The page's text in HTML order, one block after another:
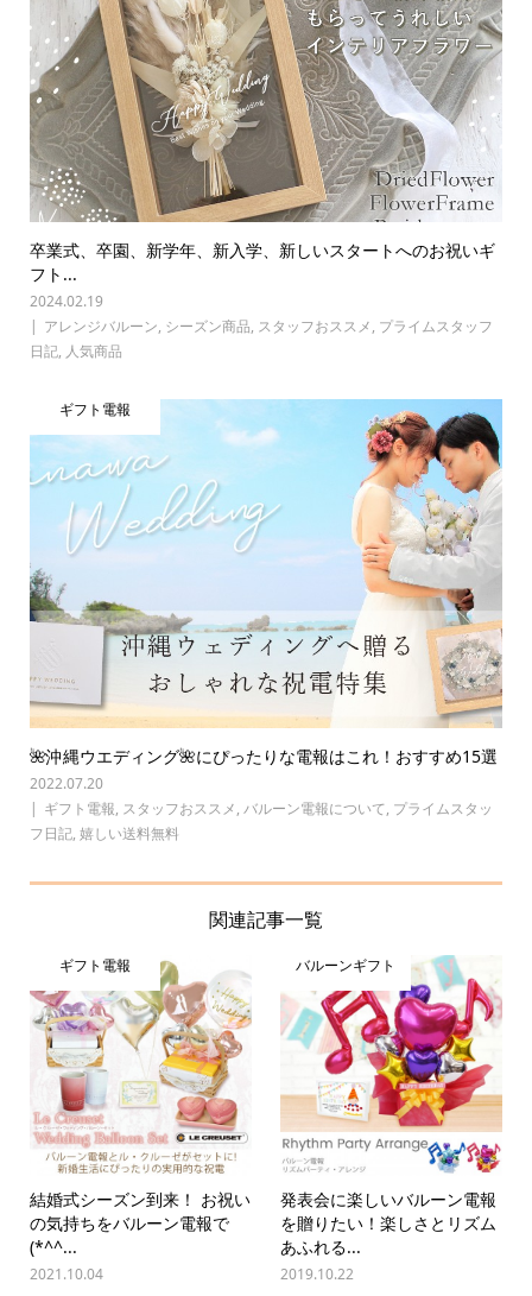
卒業式、卒園、新学年、新入学、新しいスタートへのお祝いギ
フト...
2024.02.19
アレンジバルーン, シーズン商品, スタッフおススメ, プライムスタッフ
日記, 人気商品
ギフト電報
🌺沖縄ウエディング🌺にぴったりな電報はこれ！おすすめ15選
2022.07.20
ギフト電報, スタッフおススメ, バルーン電報について, プライムスタッ
フ日記, 嬉しい送料無料
関連記事一覧
ギフト電報
結婚式シーズン到来！ お祝い
の気持ちをバルーン電報で
(*^^...
2021.10.04
バルーンギフト
発表会に楽しいバルーン電報
を贈りたい！楽しさとリズム
あふれる...
2019.10.22